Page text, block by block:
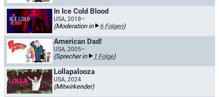
In Ice Cold Blood
USA, 2018–
(Moderation in 6 Folgen)
American Dad!
USA, 2005–
(Sprecher in 1 Folge)
Lollapalooza
USA, 2024
(Mitwirkender)